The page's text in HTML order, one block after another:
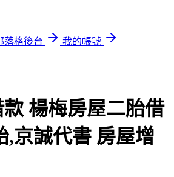
落格後台
我的帳號
楊梅房屋二胎借
,京誠代書 房屋增